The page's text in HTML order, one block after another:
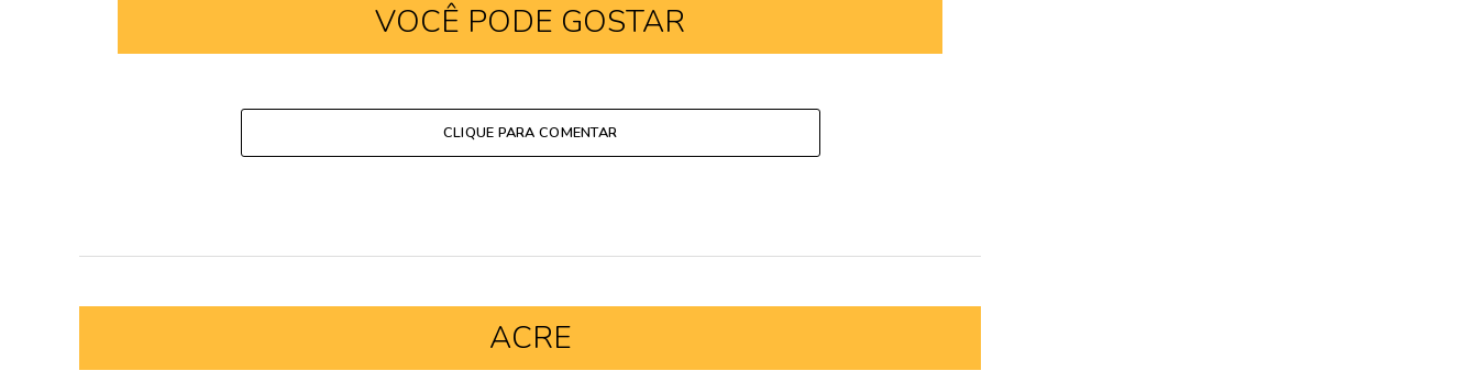
VOCÊ PODE GOSTAR
CLIQUE PARA COMENTAR
ACRE